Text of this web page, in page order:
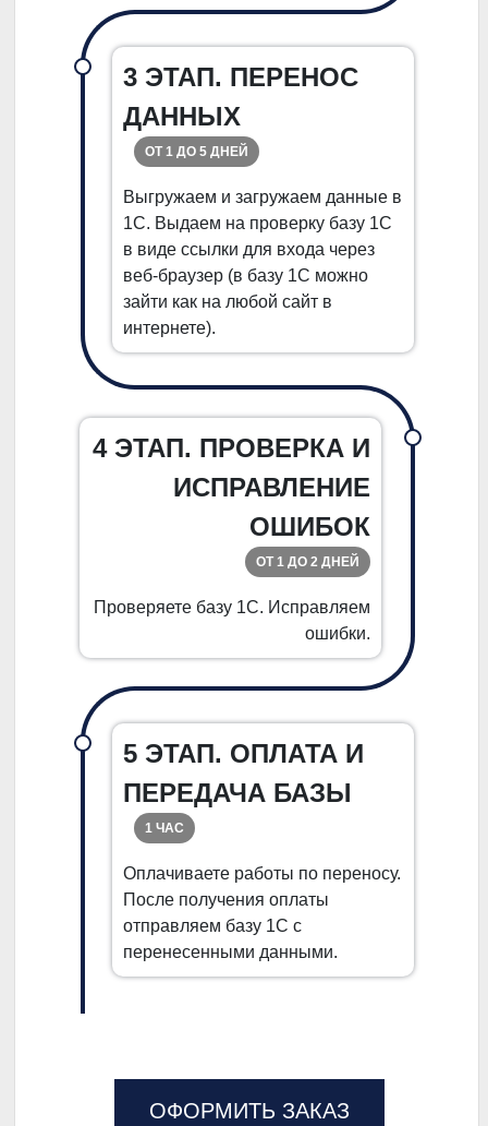
3 ЭТАП. ПЕРЕНОС
ДАННЫХ
ОТ 1 ДО 5 ДНЕЙ
Выгружаем и загружаем данные в
1С. Выдаем на проверку базу 1С
в виде ссылки для входа через
веб-браузер (в базу 1С можно
зайти как на любой сайт в
интернете).
4 ЭТАП. ПРОВЕРКА И
ИСПРАВЛЕНИЕ
ОШИБОК
ОТ 1 ДО 2 ДНЕЙ
Проверяете базу 1С. Исправляем
ошибки.
5 ЭТАП. ОПЛАТА И
ПЕРЕДАЧА БАЗЫ
1 ЧАС
Оплачиваете работы по переносу.
После получения оплаты
отправляем базу 1С с
перенесенными данными.
ОФОРМИТЬ ЗАКАЗ